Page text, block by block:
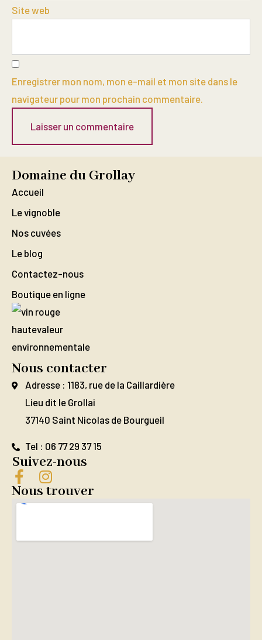
Site web
Enregistrer mon nom, mon e-mail et mon site dans le
navigateur pour mon prochain commentaire.
Domaine du Grollay
Accueil
Le vignoble
Nos cuvées
Le blog
Contactez-nous
Boutique en ligne
Nous contacter
Adresse : 1183, rue de la Caillardière
Lieu dit le Grollai
37140 Saint Nicolas de Bourgueil
Tel : 06 77 29 37 15
Suivez-nous
Nous trouver